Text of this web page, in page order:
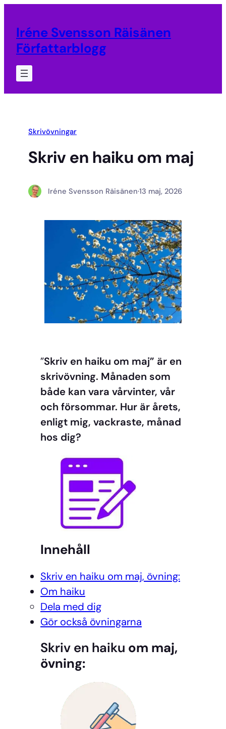
innehåll
Iréne Svensson Räisänen
Författarblogg
Skrivövningar
Skriv en haiku om maj
Iréne Svensson Räisänen·13 maj, 2026
”Skriv en haiku om maj” är en
skrivövning. Månaden som
både kan vara vårvinter, vår
och försommar. Hur är årets,
enligt mig, vackraste, månad
hos dig?
Innehåll
Skriv en haiku om maj, övning:
Om haiku
Dela med dig
Gör också övningarna
Skriv en haiku om maj,
övning: